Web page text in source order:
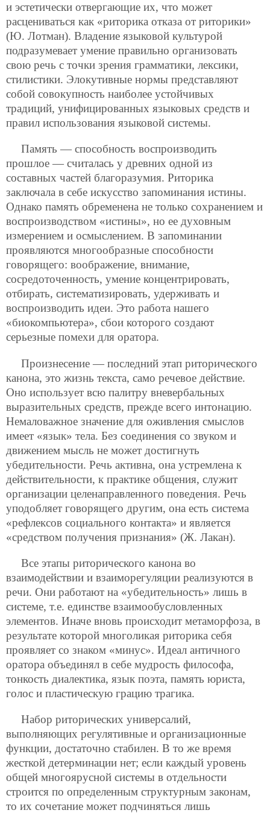
и эстетически отвергающие их, что может
расцениваться как «риторика отказа от риторики»
(Ю. Лотман). Владение языковой культурой
подразумевает умение правильно организовать
свою речь с точки зрения грамматики, лексики,
стилистики. Элокутивные нормы представляют
собой совокупность наиболее устойчивых
традиций, унифицированных языковых средств и
правил использования языковой системы.
Память — способность воспроизводить
прошлое — считалась у древних одной из
составных частей благоразумия. Риторика
заключала в себе искусство запоминания истины.
Однако память обременена не только сохранением и
воспроизводством «истины», но ее духовным
измерением и осмыслением. В запоминании
проявляются многообразные способности
говорящего: воображение, внимание,
сосредоточенность, умение концентрировать,
отбирать, систематизировать, удерживать и
воспроизводить идеи. Это работа нашего
«биокомпьютера», сбои которого создают
серьезные помехи для оратора.
Произнесение — последний этап риторического
канона, это жизнь текста, само речевое действие.
Оно использует всю палитру вневербальных
выразительных средств, прежде всего интонацию.
Немаловажное значение для оживления смыслов
имеет «язык» тела. Без соединения со звуком и
движением мысль не может достигнуть
убедительности. Речь активна, она устремлена к
действительности, к практике общения, служит
организации целенаправленного поведения. Речь
уподобляет говорящего другим, она есть система
«рефлексов социального контакта» и является
«средством получения признания» (Ж. Лакан).
Все этапы риторического канона во
взаимодействии и взаиморегуляции реализуются в
речи. Они работают на «убедительность» лишь в
системе, т.е. единстве взаимообусловленных
элементов. Иначе вновь происходит метаморфоза, в
результате которой многоликая риторика себя
проявляет со знаком «минус». Идеал античного
оратора объединял в себе мудрость философа,
тонкость диалектика, язык поэта, память юриста,
голос и пластическую грацию трагика.
Набор риторических универсалий,
выполняющих регулятивные и организационные
функции, достаточно стабилен. В то же время
жесткой детерминации нет; если каждый уровень
общей многоярусной системы в отдельности
строится по определенным структурным законам,
то их сочетание может подчиняться лишь